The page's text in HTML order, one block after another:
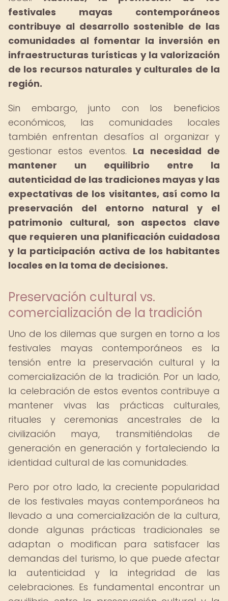
festivales mayas contemporáneos
contribuye al desarrollo sostenible de las
comunidades al fomentar la inversión en
infraestructuras turísticas y la valorización
de los recursos naturales y culturales de la
región.
Sin embargo, junto con los beneficios
económicos, las comunidades locales
también enfrentan desafíos al organizar y
gestionar estos eventos. La necesidad de
mantener un equilibrio entre la
autenticidad de las tradiciones mayas y las
expectativas de los visitantes, así como la
preservación del entorno natural y el
patrimonio cultural, son aspectos clave
que requieren una planificación cuidadosa
y la participación activa de los habitantes
locales en la toma de decisiones.
Preservación cultural vs.
comercialización de la tradición
Uno de los dilemas que surgen en torno a los
festivales mayas contemporáneos es la
tensión entre la preservación cultural y la
comercialización de la tradición. Por un lado,
la celebración de estos eventos contribuye a
mantener vivas las prácticas culturales,
rituales y ceremonias ancestrales de la
civilización maya, transmitiéndolas de
generación en generación y fortaleciendo la
identidad cultural de las comunidades.
Pero por otro lado, la creciente popularidad
de los festivales mayas contemporáneos ha
llevado a una comercialización de la cultura,
donde algunas prácticas tradicionales se
adaptan o modifican para satisfacer las
demandas del turismo, lo que puede afectar
la autenticidad y la integridad de las
celebraciones. Es fundamental encontrar un